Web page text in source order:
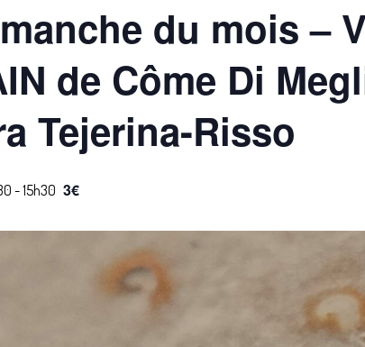
du mois –
de Côme Di
Tejerina-Risso
-15h30 3€